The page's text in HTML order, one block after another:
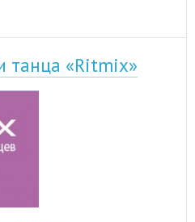
танца «Ritmix»